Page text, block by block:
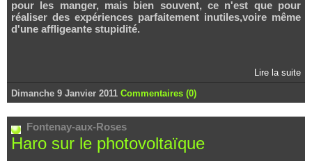
pour les manger, mais bien souvent, ce n'est que pour
réaliser des expériences parfaitement inutiles,voire même
d'une affligeante stupidité.
Lire la suite
Dimanche 9 Janvier 2011 Commentaires (0)
Fontenay-aux-Roses
Haro sur le photovoltaïque